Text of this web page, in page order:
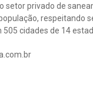
setor privado de
respeitando
cidades de 14